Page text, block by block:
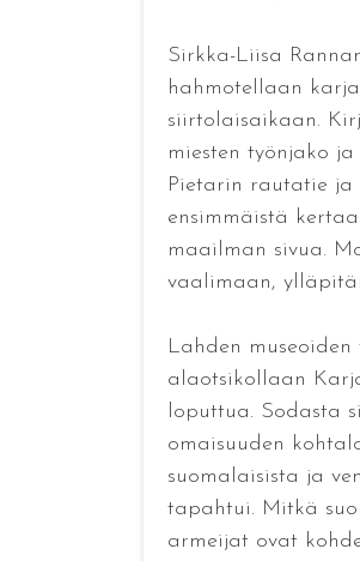
Sirkka-Liisa
hahmotellaan
siirtolaisaikaan.
miesten työnjako
Pietarin rautatie ja
ensimmäistä
maailman sivua.
vaalimaan,
Lahden
alaotsikollaan
loputtua. Sodasta
omaisuuden
suomalaisista ja
tapahtui. Mitkä
armeijat ovat